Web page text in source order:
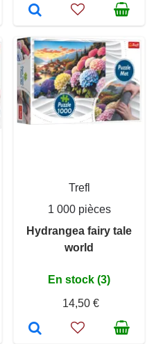
Trefl
1 000 pièces
Hydrangea fairy tale
world
En stock (3)
14,50 €